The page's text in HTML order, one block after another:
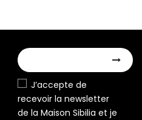
J’accepte de
recevoir la newsletter
de la Maison Sibilia et je